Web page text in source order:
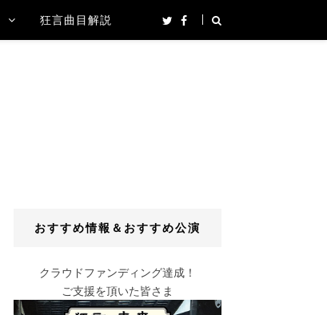
狂言曲目解説
おすすめ情報＆おすすめ公演
クラウドファンディング達成！
ご支援を頂いた皆さま